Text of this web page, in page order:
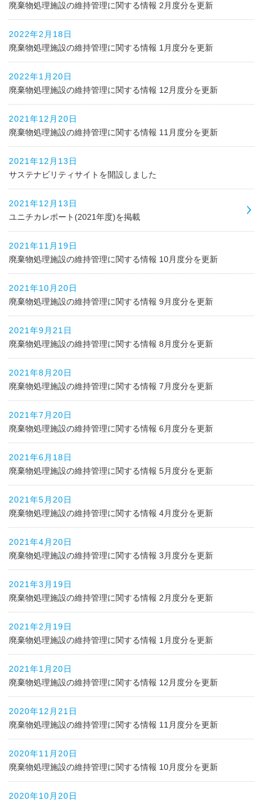
廃棄物処理施設の維持管理に関する情報 2月度分を更新
2022年2月18日
廃棄物処理施設の維持管理に関する情報 1月度分を更新
2022年1月20日
廃棄物処理施設の維持管理に関する情報 12月度分を更新
2021年12月20日
廃棄物処理施設の維持管理に関する情報 11月度分を更新
2021年12月13日
サステナビリティサイトを開設しました
2021年12月13日
ユニチカレポート(2021年度)を掲載
2021年11月19日
廃棄物処理施設の維持管理に関する情報 10月度分を更新
2021年10月20日
廃棄物処理施設の維持管理に関する情報 9月度分を更新
2021年9月21日
廃棄物処理施設の維持管理に関する情報 8月度分を更新
2021年8月20日
廃棄物処理施設の維持管理に関する情報 7月度分を更新
2021年7月20日
廃棄物処理施設の維持管理に関する情報 6月度分を更新
2021年6月18日
廃棄物処理施設の維持管理に関する情報 5月度分を更新
2021年5月20日
廃棄物処理施設の維持管理に関する情報 4月度分を更新
2021年4月20日
廃棄物処理施設の維持管理に関する情報 3月度分を更新
2021年3月19日
廃棄物処理施設の維持管理に関する情報 2月度分を更新
2021年2月19日
廃棄物処理施設の維持管理に関する情報 1月度分を更新
2021年1月20日
廃棄物処理施設の維持管理に関する情報 12月度分を更新
2020年12月21日
廃棄物処理施設の維持管理に関する情報 11月度分を更新
2020年11月20日
廃棄物処理施設の維持管理に関する情報 10月度分を更新
2020年10月20日